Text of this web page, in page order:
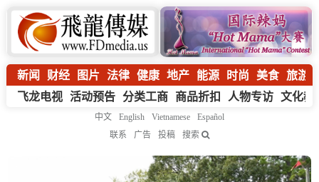
新闻 财经 图片 法律 健康 地产 能源 时尚 美食 旅游
飞龙电视 活动预告 分类工商 商品折扣 人物专访 文化教
中文 English Vietnamese
Español
联系
广告 投稿 搜索